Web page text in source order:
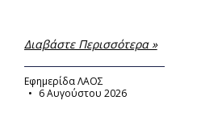
Διαβάστε Περισσότερα »
Εφημερίδα ΛΑΟΣ
6 Αυγούστου 2026